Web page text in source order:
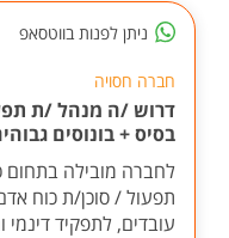
ניתן לפנות בווטסאפ
חברה חסויה
דרוש /ה מנהל /ת
בסיס + בונוסים
לחברה מובילה
תפעול / סוכן/ת כוח
עובדים, לתפקיד דינמי